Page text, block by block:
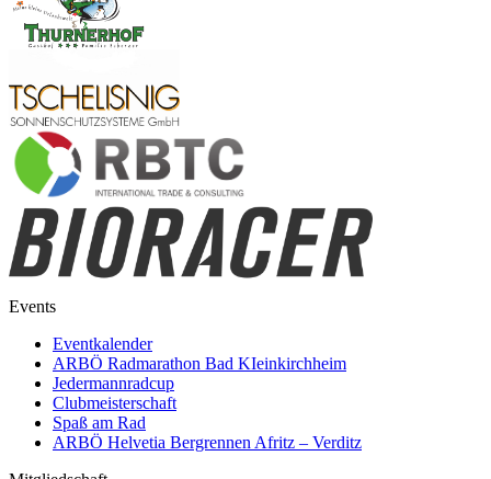
Events
Eventkalender
ARBÖ Radmarathon Bad KIeinkirchheim
Jedermannradcup
Clubmeisterschaft
Spaß am Rad
ARBÖ Helvetia Bergrennen Afritz – Verditz